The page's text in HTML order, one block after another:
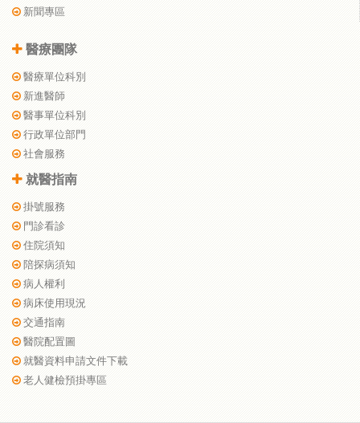
新聞專區
醫療團隊
醫療單位科別
新進醫師
醫事單位科別
行政單位部門
社會服務
就醫指南
掛號服務
門診看診
住院須知
陪探病須知
病人權利
病床使用現況
交通指南
醫院配置圖
就醫資料申請文件下載
老人健檢預掛專區